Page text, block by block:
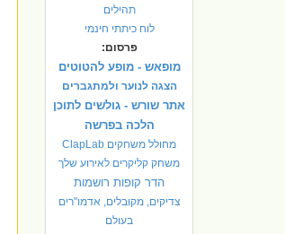
תהילים
לוח כיתתי חינמי
פרסום:
מופאש - מופע להטוטים
הצגה לנוער ולמתגברים
אתר שורש - גולשים לתוכן
הלכה בפרשה
מחולל משחקים ClapLab
משחק קליקרים לאירוע שלך
הדר קופות רושמות
צדיקים, מקובלים, אדמו"רים
בעולם